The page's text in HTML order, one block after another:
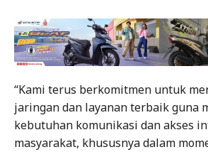
“Kami terus berkomitmen untuk
jaringan dan layanan terbaik guna
kebutuhan komunikasi dan akses
masyarakat, khususnya dalam